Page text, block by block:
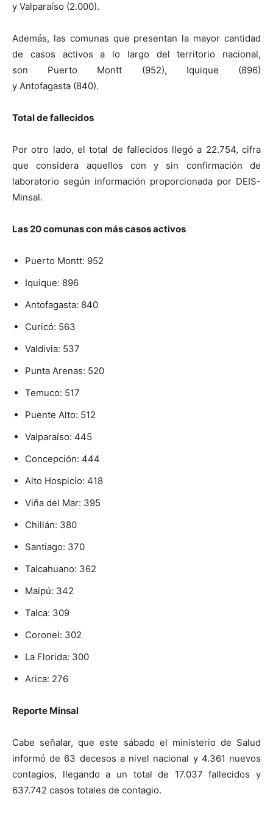
y Valparaíso (2.000).
Además, las comunas que presentan la mayor cantidad
de casos activos a lo largo del territorio nacional,
son Puerto Montt (952), Iquique (896)
y Antofagasta (840).
Total de fallecidos
Por otro lado, el total de fallecidos llegó a 22.754, cifra
que considera aquellos con y sin confirmación de
laboratorio según información proporcionada por DEIS-
Minsal.
Las 20 comunas con más casos activos
Puerto Montt: 952
Iquique: 896
Antofagasta: 840
Curicó: 563
Valdivia: 537
Punta Arenas: 520
Temuco: 517
Puente Alto: 512
Valparaíso: 445
Concepción: 444
Alto Hospicio: 418
Viña del Mar: 395
Chillán: 380
Santiago: 370
Talcahuano: 362
Maipú: 342
Talca: 309
Coronel: 302
La Florida: 300
Arica: 276
Reporte Minsal
Cabe señalar, que este sábado el ministerio de Salud
informó de 63 decesos a nivel nacional y 4.361 nuevos
contagios, llegando a un total de 17.037 fallecidos y
637.742 casos totales de contagio.